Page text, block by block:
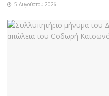
5 Αυγούστου 2026